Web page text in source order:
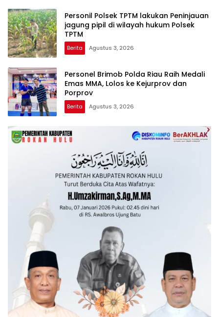
Personil Polsek TPTM lakukan Peninjauan
jagung pipil di wilayah hukum Polsek
TPTM
Berita Agustus 3, 2026
Personel Brimob Polda Riau Raih Medali
Emas MMA, Lolos ke Kejurprov dan
Porprov
Berita Agustus 3, 2026